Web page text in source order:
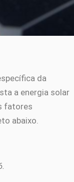
da
a energia solar
fatores
abaixo.